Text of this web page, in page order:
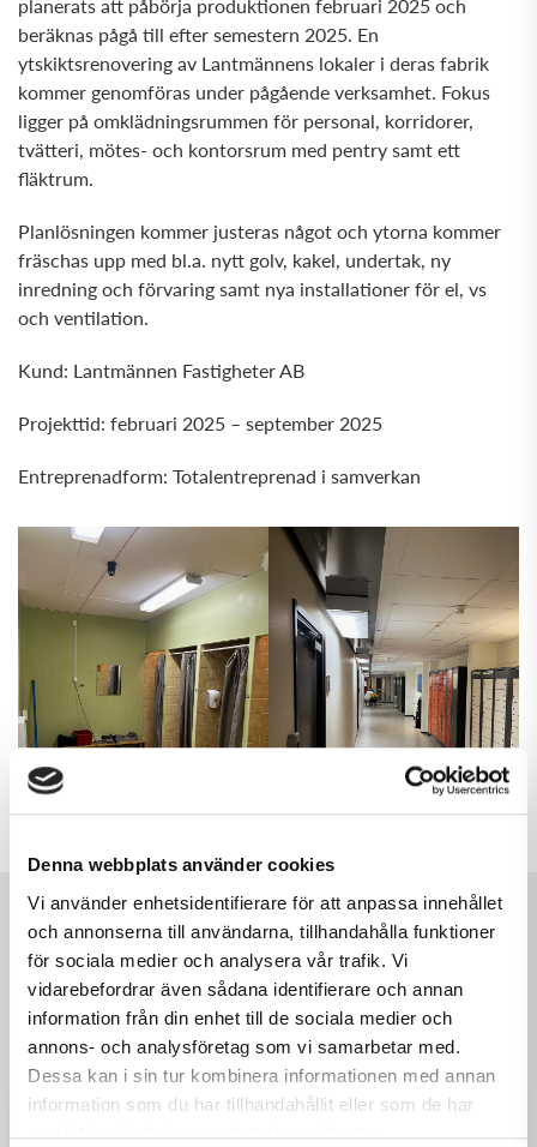
Denna webbplats använder cookies
Vi använder enhetsidentifierare för att anpassa innehållet
och annonserna till användarna, tillhandahålla funktioner
för sociala medier och analysera vår trafik. Vi
vidarebefordrar även sådana identifierare och annan
information från din enhet till de sociala medier och
annons- och analysföretag som vi samarbetar med.
Dessa kan i sin tur kombinera informationen med annan
information som du har tillhandahållit eller som de har
beräknas pågå till efter semestern 2025. En
ytskiktsrenovering av Lantmännens lokaler i deras fabrik
kommer genomföras under pågående verksamhet. Fokus
ligger på omklädningsrummen för personal, korridorer,
tvätteri, mötes- och kontorsrum med pentry samt ett
fläktrum.
Planlösningen kommer justeras något och ytorna kommer
fräschas upp med bl.a. nytt golv, kakel, undertak, ny
inredning och förvaring samt nya installationer för el, vs
och ventilation.
Kund: Lantmännen Fastigheter AB
Projekttid: februari 2025 – september 2025
Entreprenadform: Totalentreprenad i samverkan
Andra läste också...